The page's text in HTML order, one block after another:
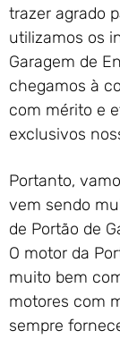
trazer agrado
utilizamos os
Garagem de
chegamos à
com mérito e
exclusivos
Portanto,
vem sendo
de Portão de
O motor da
muito bem
motores com
sempre